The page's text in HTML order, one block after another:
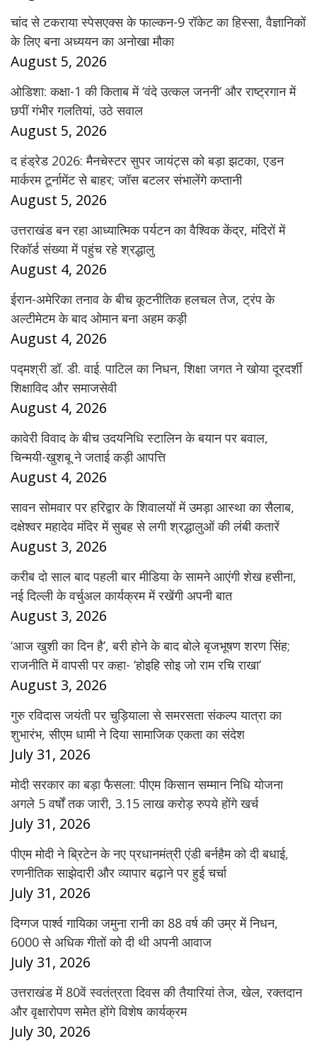
चांद से टकराया स्पेसएक्स के फाल्कन-9 रॉकेट का हिस्सा, वैज्ञानिकों
के लिए बना अध्ययन का अनोखा मौका
August 5, 2026
ओडिशा: कक्षा-1 की किताब में ‘वंदे उत्कल जननी’ और राष्ट्रगान में
छपीं गंभीर गलतियां, उठे सवाल
August 5, 2026
द हंड्रेड 2026: मैनचेस्टर सुपर जायंट्स को बड़ा झटका, एडन
मार्करम टूर्नामेंट से बाहर; जॉस बटलर संभालेंगे कप्तानी
August 5, 2026
उत्तराखंड बन रहा आध्यात्मिक पर्यटन का वैश्विक केंद्र, मंदिरों में
रिकॉर्ड संख्या में पहुंच रहे श्रद्धालु
August 4, 2026
ईरान-अमेरिका तनाव के बीच कूटनीतिक हलचल तेज, ट्रंप के
अल्टीमेटम के बाद ओमान बना अहम कड़ी
August 4, 2026
पद्मश्री डॉ. डी. वाई. पाटिल का निधन, शिक्षा जगत ने खोया दूरदर्शी
शिक्षाविद और समाजसेवी
August 4, 2026
कावेरी विवाद के बीच उदयनिधि स्टालिन के बयान पर बवाल,
चिन्मयी-खुशबू ने जताई कड़ी आपत्ति
August 4, 2026
सावन सोमवार पर हरिद्वार के शिवालयों में उमड़ा आस्था का सैलाब,
दक्षेश्वर महादेव मंदिर में सुबह से लगी श्रद्धालुओं की लंबी कतारें
August 3, 2026
करीब दो साल बाद पहली बार मीडिया के सामने आएंगी शेख हसीना,
नई दिल्ली के वर्चुअल कार्यक्रम में रखेंगी अपनी बात
August 3, 2026
‘आज खुशी का दिन है’, बरी होने के बाद बोले बृजभूषण शरण सिंह;
राजनीति में वापसी पर कहा- ‘होइहि सोइ जो राम रचि राखा’
August 3, 2026
गुरु रविदास जयंती पर चुड़ियाला से समरसता संकल्प यात्रा का
शुभारंभ, सीएम धामी ने दिया सामाजिक एकता का संदेश
July 31, 2026
मोदी सरकार का बड़ा फैसला: पीएम किसान सम्मान निधि योजना
अगले 5 वर्षों तक जारी, 3.15 लाख करोड़ रुपये होंगे खर्च
July 31, 2026
पीएम मोदी ने ब्रिटेन के नए प्रधानमंत्री एंडी बर्नहैम को दी बधाई,
रणनीतिक साझेदारी और व्यापार बढ़ाने पर हुई चर्चा
July 31, 2026
दिग्गज पार्श्व गायिका जमुना रानी का 88 वर्ष की उम्र में निधन,
6000 से अधिक गीतों को दी थी अपनी आवाज
July 31, 2026
उत्तराखंड में 80वें स्वतंत्रता दिवस की तैयारियां तेज, खेल, रक्तदान
और वृक्षारोपण समेत होंगे विशेष कार्यक्रम
July 30, 2026